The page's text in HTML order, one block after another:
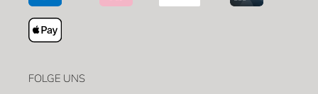
FOLGE UNS